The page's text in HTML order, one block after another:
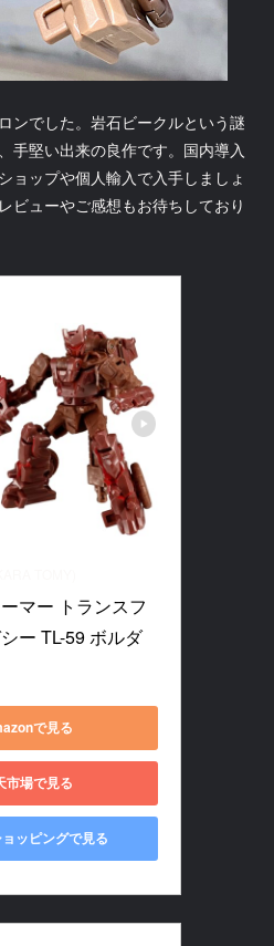
ンでした。岩石ビークルという謎
手堅い出来の良作です。国内導入
ョップや個人輸入で入手しましょ
ビューやご感想もお待ちしており
マー トランスフ
ー TL-59 ボルダ
で見る
市場で見る
ッピングで見る